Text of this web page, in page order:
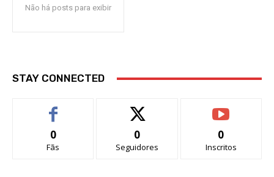
Não há posts para exibir
STAY CONNECTED
0
Fãs
0
Seguidores
0
Inscritos